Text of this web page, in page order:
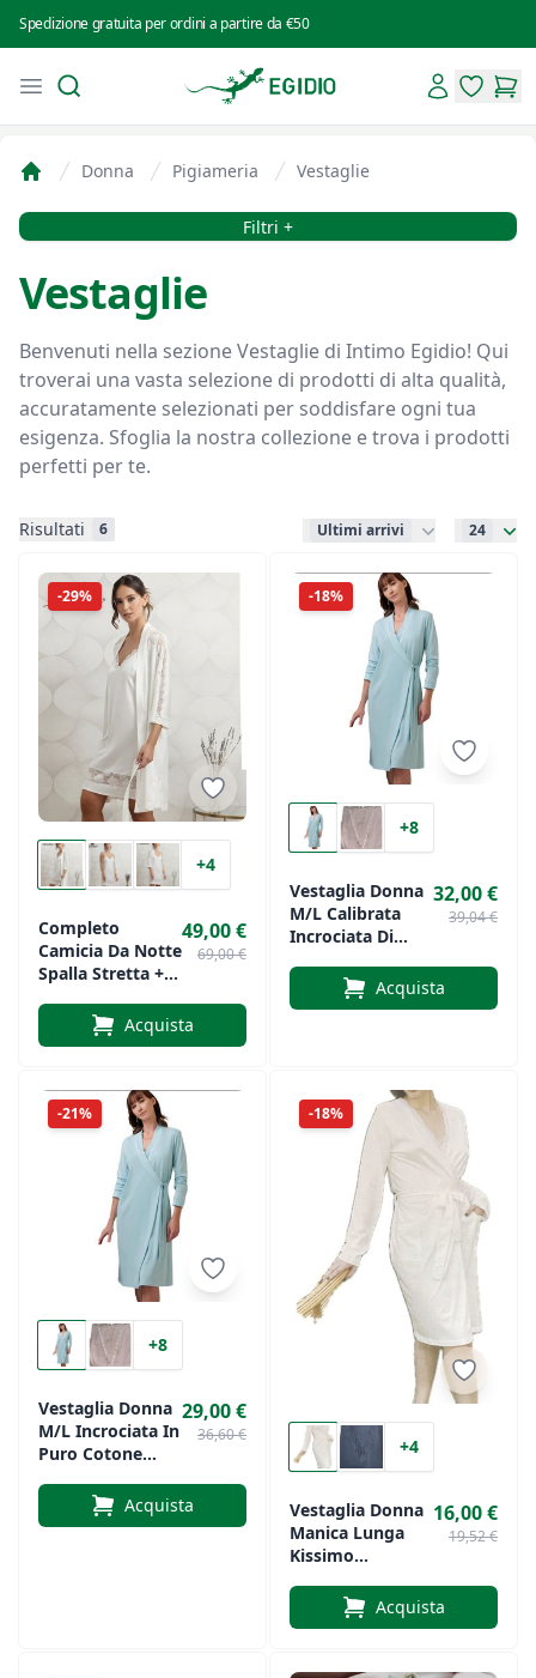
Spedizione gratuita per ordini a partire da €50
Open menu
Search
Intimo Egidio
Account
items in
Donna Pigiameria Vestaglie
Filtri Filtri +
Vestaglie
Benvenuti nella sezione Vestaglie di Intimo Egidio! Qui
troverai una vasta selezione di prodotti di alta qualità,
accuratamente selezionati per soddisfare ogni tua
esigenza. Sfoglia la nostra collezione e trova i prodotti
perfetti per te.
Risultati 6 Ultimi arrivi 24
-29%
+4
Completo
Camicia Da Notte
Spalla Stretta +
Andra Composé
49,00 €
69,00 €
Acquista
-18%
+8
Vestaglia Donna
M/L Calibrata
Incrociata Di
32,00 €
39,04 €
Acquista
-21%
+8
Vestaglia Donna
M/L Incrociata In
Puro Cotone
29,00 €
36,60 €
Acquista
-18%
+4
Vestaglia Donna
Manica Lunga
Kissimo
16,00 €
19,52 €
Acquista